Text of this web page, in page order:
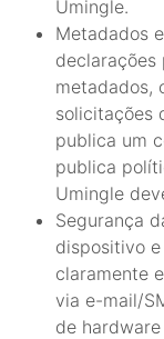
Umingle.
Metadados
declarações
metadados,
solicitações
publica um
publica
Umingle
Segurança
dispositivo
claramente
via e-mail/
de